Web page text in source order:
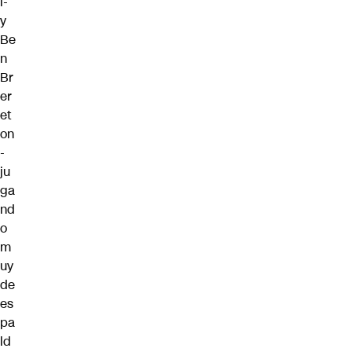
y
Be
n
Br
er
et
on
-
ju
ga
nd
o
m
uy
de
es
pa
ld